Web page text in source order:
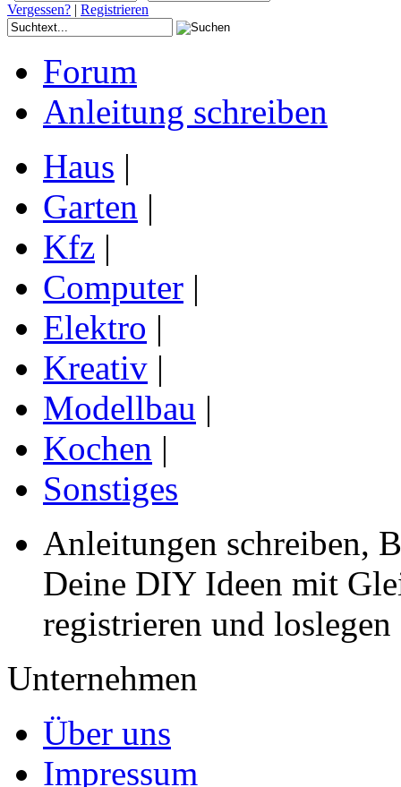
Vergessen? | Registrieren
Forum
Anleitung schreiben
Haus |
Garten |
Kfz |
Computer |
Elektro |
Kreativ |
Modellbau |
Kochen |
Sonstiges
Anleitungen schreiben,
Deine DIY Ideen mit
registrieren und loslegen
Unternehmen
Über uns
Impressum